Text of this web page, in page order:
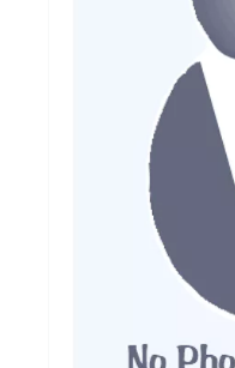
Chèques Cadeaux
Accès CLUBS